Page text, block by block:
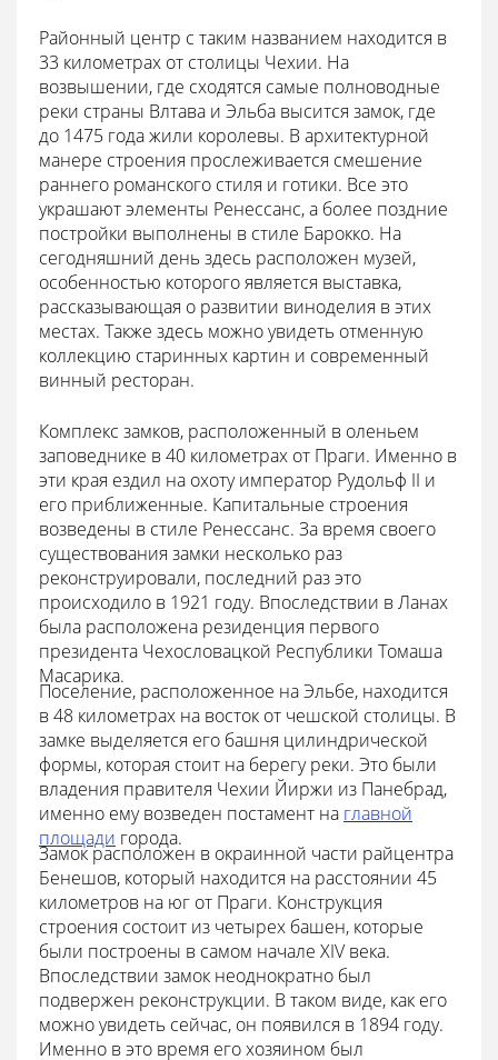
Районный центр с таким названием находится в
33 километрах от столицы Чехии. На
возвышении, где сходятся самые полноводные
реки страны Влтава и Эльба высится замок, где
до 1475 года жили королевы. В архитектурной
манере строения прослеживается смешение
раннего романского стиля и готики. Все это
украшают элементы Ренессанс, а более поздние
постройки выполнены в стиле Барокко. На
сегодняшний день здесь расположен музей,
особенностью которого является выставка,
рассказывающая о развитии виноделия в этих
местах. Также здесь можно увидеть отменную
коллекцию старинных картин и современный
винный ресторан.
Комплекс замков, расположенный в оленьем
заповеднике в 40 километрах от Праги. Именно в
эти края ездил на охоту император Рудольф II и
его приближенные. Капитальные строения
возведены в стиле Ренессанс. За время своего
существования замки несколько раз
реконструировали, последний раз это
происходило в 1921 году. Впоследствии в Ланах
была расположена резиденция первого
президента Чехословацкой Республики Томаша
Масарика.
Поселение, расположенное на Эльбе, находится
в 48 километрах на восток от чешской столицы. В
замке выделяется его башня цилиндрической
формы, которая стоит на берегу реки. Это были
владения правителя Чехии Йиржи из Панебрад,
именно ему возведен постамент на главной
площади города.
Замок расположен в окраинной части райцентра
Бенешов, который находится на расстоянии 45
километров на юг от Праги. Конструкция
строения состоит из четырех башен, которые
были построены в самом начале XIV века.
Впоследствии замок неоднократно был
подвержен реконструкции. В таком виде, как его
можно увидеть сейчас, он появился в 1894 году.
Именно в это время его хозяином был